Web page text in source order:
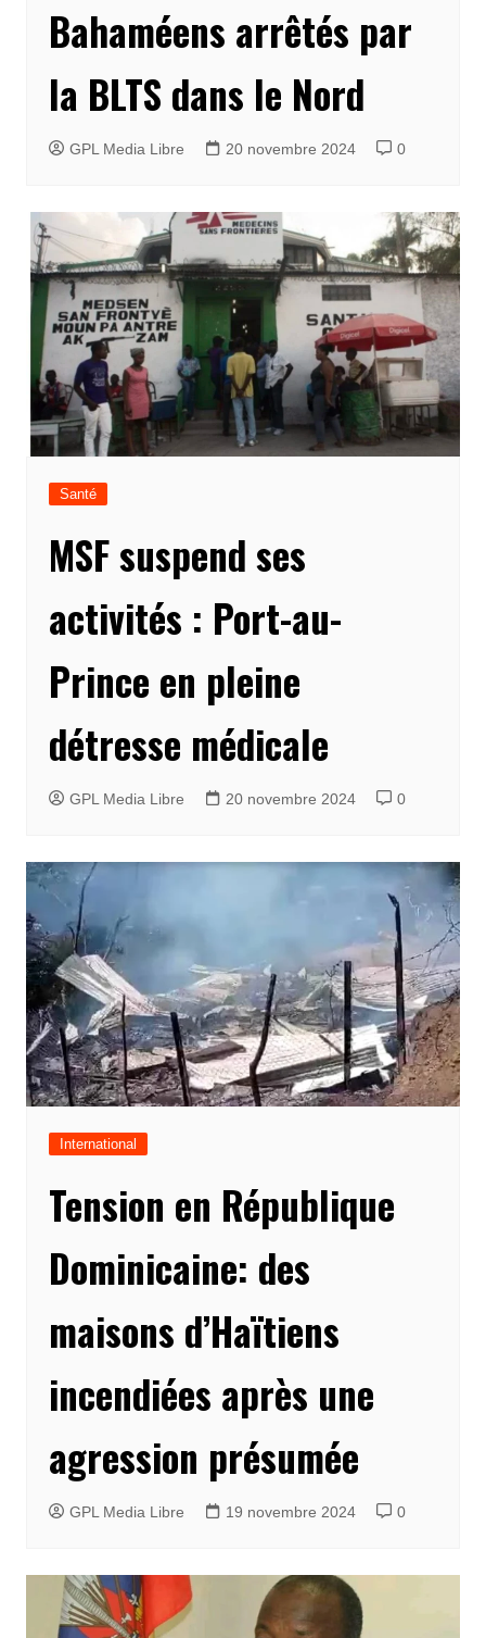
Bahaméens arrêtés par
la BLTS dans le Nord
GPL Media Libre 20 novembre 2024 0
Santé
MSF suspend ses
activités : Port-au-
Prince en pleine
détresse médicale
GPL Media Libre 20 novembre 2024 0
International
Tension en République
Dominicaine: des
maisons d’Haïtiens
incendiées après une
agression présumée
GPL Media Libre 19 novembre 2024 0